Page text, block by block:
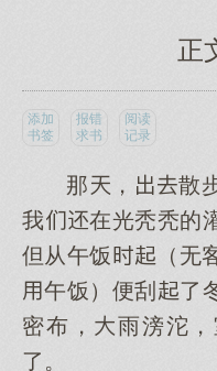
正
添加
书签
报错
求书
阅读
记录
那，散
我在光秃秃的
但从午饭（无
午饭）便刮了
密布，雨滂沱
了。